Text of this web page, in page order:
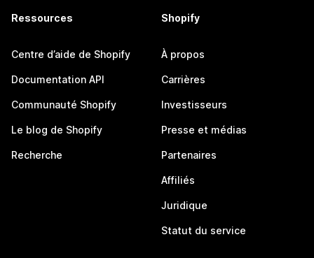
Ressources
Centre d’aide de Shopify
Documentation API
Communauté Shopify
Le blog de Shopify
Recherche
Shopify
À propos
Carrières
Investisseurs
Presse et médias
Partenaires
Affiliés
Juridique
Statut du service